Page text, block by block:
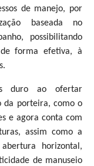
de manejo, por
baseada no
possibilitando
forma efetiva, à
duro ao ofertar
da porteira, como o
e agora conta com
assim como a
horizontal,
de manuseio